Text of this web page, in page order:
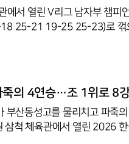
에서 열린 V리그 남자부 챔피
25-21 19-25 25-23)로 꺾
에 몰렸다. 그러나 홈에서 열
한용·정지석의 연속 득점으로
의 통합 우승은 2023-2024시
죽의 4연승…조 1위로 8
부산동성고를 물리치고 파죽
삼척 체육관에서 열린 2026